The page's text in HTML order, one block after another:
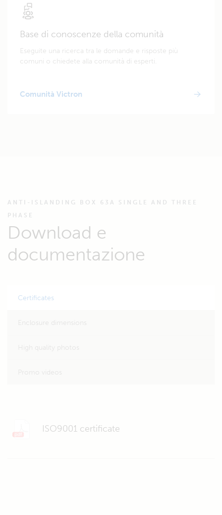
Base di conoscenze della comunità
Eseguite una ricerca tra le domande e risposte più
comuni o chiedete alla comunità di esperti.
Comunità Victron
ANTI-ISLANDING BOX 63A SINGLE AND THREE
PHASE
Download e
documentazione
Certificates
ISO9001 certificate